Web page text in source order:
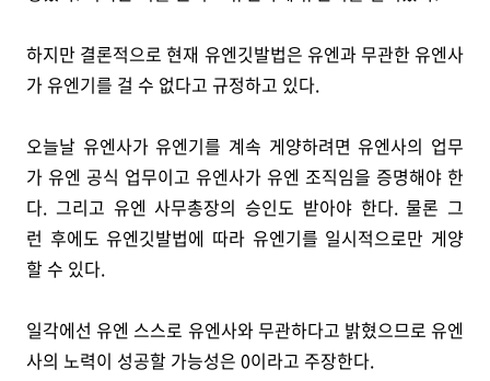
하지만 결론적으로 현재 유엔깃발법은 유엔과 무관한 유엔사
가 유엔기를 걸 수 없다고 규정하고 있다.
오늘날 유엔사가 유엔기를 계속 게양하려면 유엔사의 업무
가 유엔 공식 업무이고 유엔사가 유엔 조직임을 증명해야 한
다. 그리고 유엔 사무총장의 승인도 받아야 한다. 물론 그
런 후에도 유엔깃발법에 따라 유엔기를 일시적으로만 게양
할 수 있다.
일각에선 유엔 스스로 유엔사와 무관하다고 밝혔으므로 유엔
사의 노력이 성공할 가능성은 0이라고 주장한다.